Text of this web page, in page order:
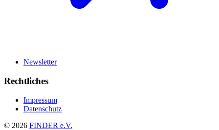
Newsletter
Rechtliches
Impressum
Datenschutz
© 2026 FINDER e.V.